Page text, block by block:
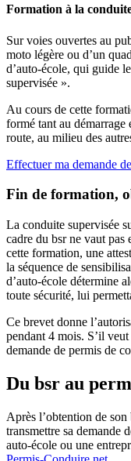
Formation à la
Sur voies ouvertes au
moto légère ou d’un
d’auto-école, qui guide
supervisée ».
Au cours de cette
formé tant au démarrage
route, au milieu des
Effectuer ma demande
Fin de formation,
La conduite supervisée
cadre du bsr ne vaut
cette formation, une
la séquence de
d’auto-école détermine
toute sécurité, lui
Ce brevet donne
pendant 4 mois. S’il
demande de permis de
Du bsr au
Après l’obtention de
transmettre sa demande
auto-école ou une